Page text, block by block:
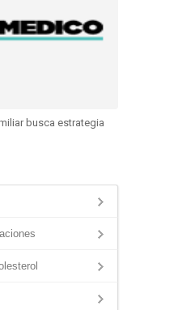
busca estrategia